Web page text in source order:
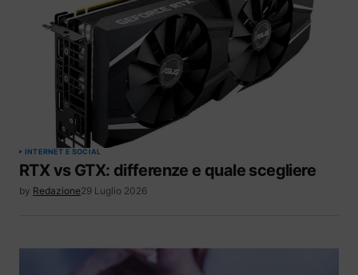
INTERNET E SOCIAL
RTX vs GTX: differenze e quale scegliere
by Redazione29 Luglio 2026